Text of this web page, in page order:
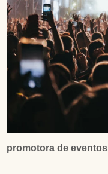
promotora de eventos